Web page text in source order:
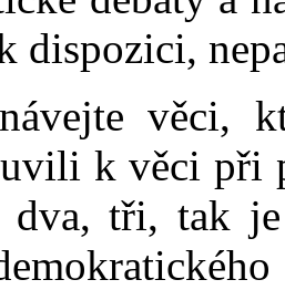
dispozici,
věci,
k věci při
dva, tři, tak